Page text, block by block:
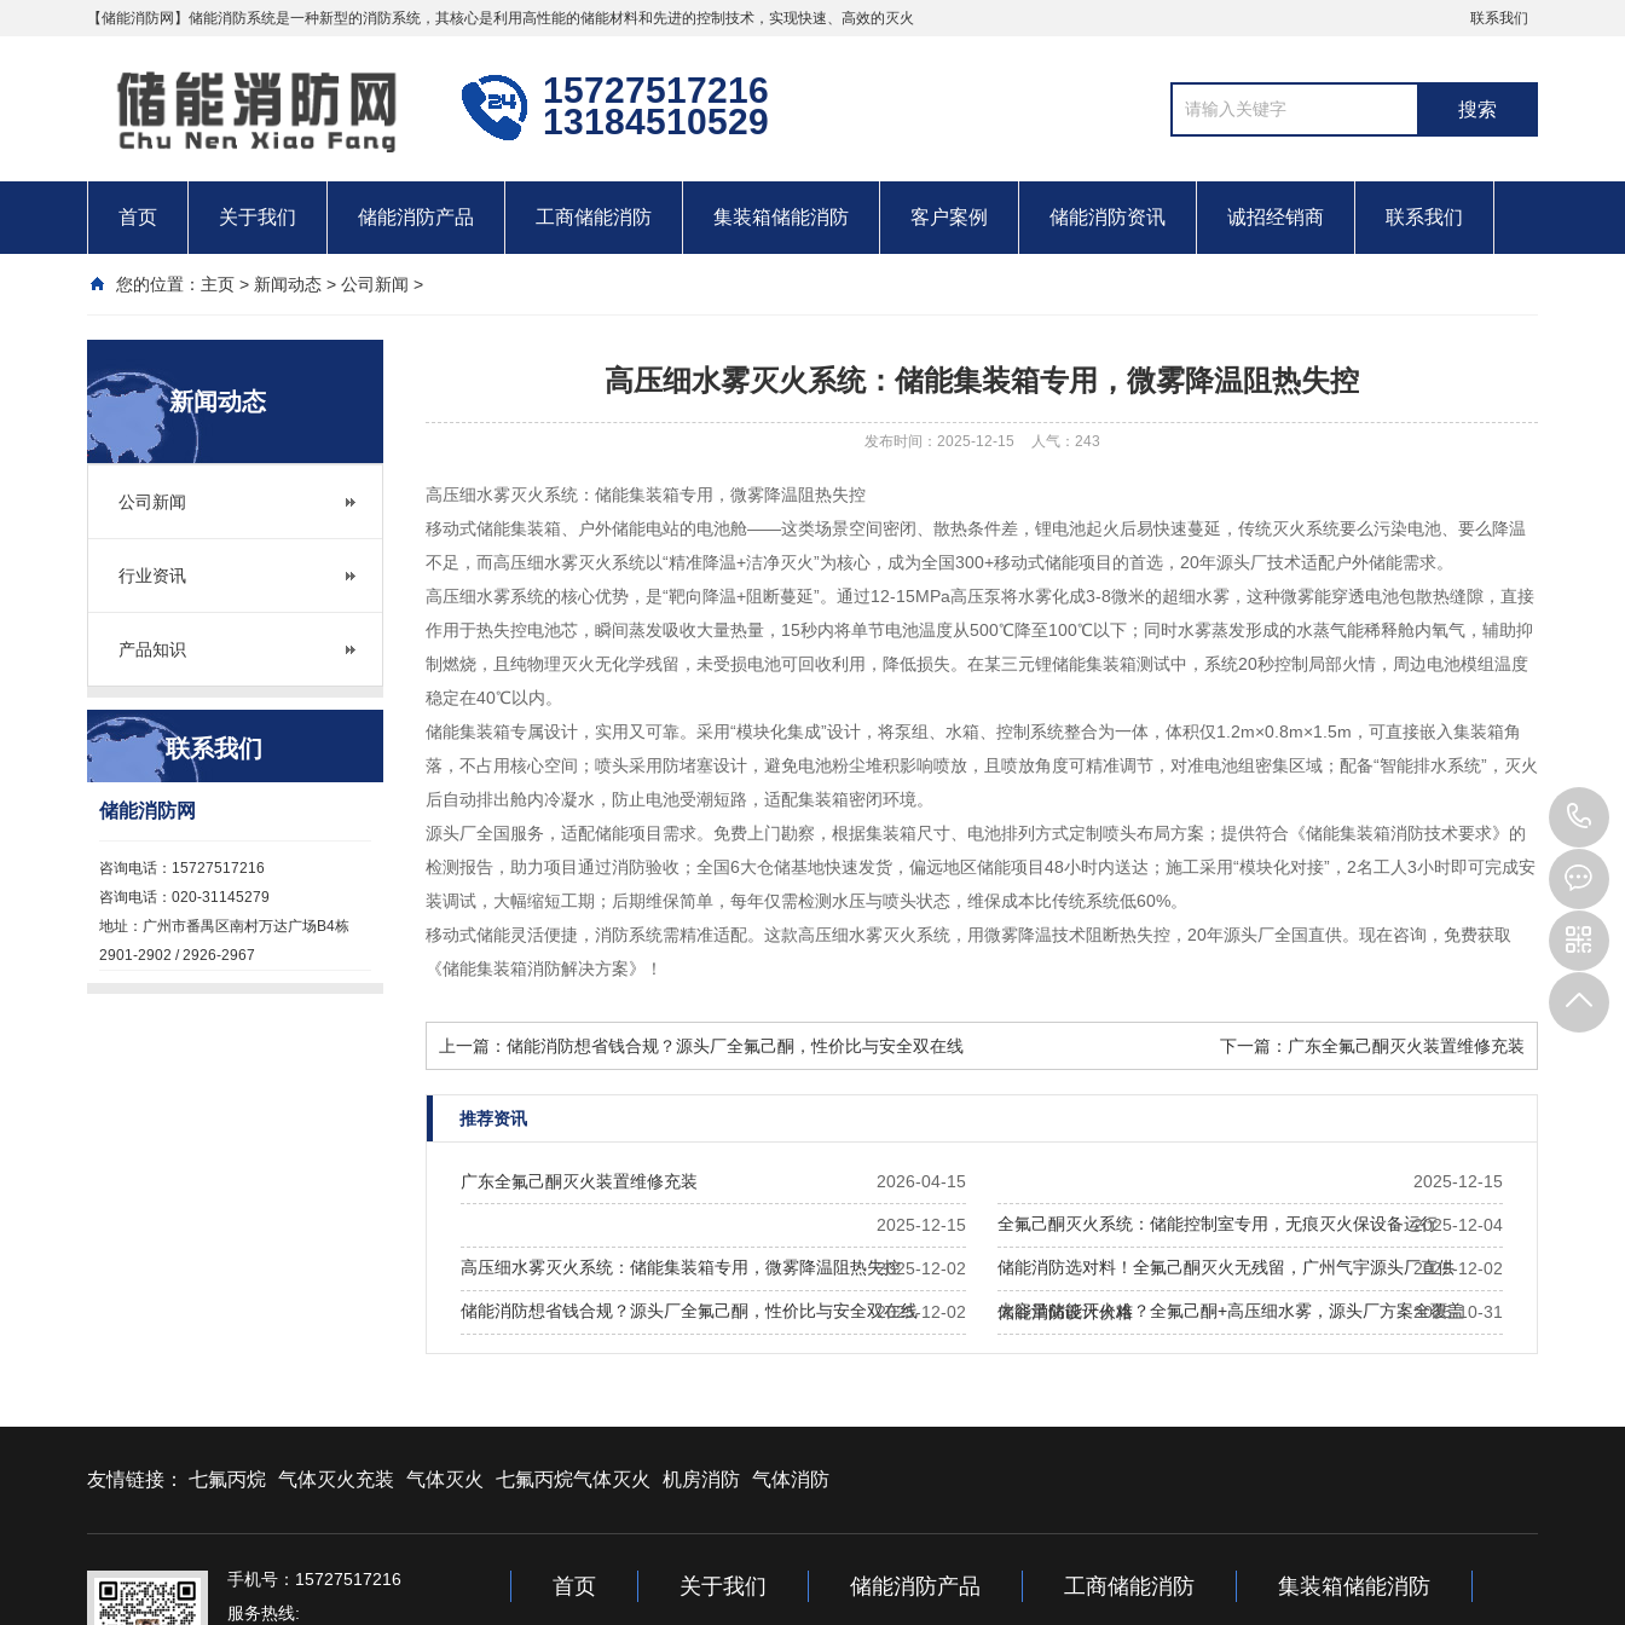
【储能消防网】储能消防系统是一种新型的消防系统，其核心是利用高性能的储能材料和先进的控制技术，实现快速、高效的灭火 联系我们
15727517216
13184510529
首页 关于我们 储能消防产品 工商储能消防 集装箱储能消防 客户案例 储能消防资讯 诚招经销商 联系我们
您的位置： 主页 > 新闻动态 > 公司新闻 >
新闻动态
公司新闻
行业资讯
产品知识
联系我们
储能消防网
咨询电话：15727517216
咨询电话：020-31145279
地址：广州市番禺区南村万达广场B4栋
2901-2902 / 2926-2967
高压细水雾灭火系统：储能集装箱专用，微雾降温阻热失控
发布时间：2025-12-15 人气： 243
高压细水雾灭火系统：储能集装箱专用，微雾降温阻热失控
移动式储能集装箱、户外储能电站的电池舱——这类场景空间密闭、散热条件差，锂电池起火后易快速蔓延，传统灭火系统要么污染电池、要么降温
不足，而高压细水雾灭火系统以“精准降温+洁净灭火”为核心，成为全国300+移动式储能项目的首选，20年源头厂技术适配户外储能需求。
高压细水雾系统的核心优势，是“靶向降温+阻断蔓延”。通过12-15MPa高压泵将水雾化成3-8微米的超细水雾，这种微雾能穿透电池包散热缝隙，直接
作用于热失控电池芯，瞬间蒸发吸收大量热量，15秒内将单节电池温度从500℃降至100℃以下；同时水雾蒸发形成的水蒸气能稀释舱内氧气，辅助抑
制燃烧，且纯物理灭火无化学残留，未受损电池可回收利用，降低损失。在某三元锂储能集装箱测试中，系统20秒控制局部火情，周边电池模组温度
稳定在40℃以内。
储能集装箱专属设计，实用又可靠。采用“模块化集成”设计，将泵组、水箱、控制系统整合为一体，体积仅1.2m×0.8m×1.5m，可直接嵌入集装箱角
落，不占用核心空间；喷头采用防堵塞设计，避免电池粉尘堆积影响喷放，且喷放角度可精准调节，对准电池组密集区域；配备“智能排水系统”，灭火
后自动排出舱内冷凝水，防止电池受潮短路，适配集装箱密闭环境。
源头厂全国服务，适配储能项目需求。免费上门勘察，根据集装箱尺寸、电池排列方式定制喷头布局方案；提供符合《储能集装箱消防技术要求》的
检测报告，助力项目通过消防验收；全国6大仓储基地快速发货，偏远地区储能项目48小时内送达；施工采用“模块化对接”，2名工人3小时即可完成安
装调试，大幅缩短工期；后期维保简单，每年仅需检测水压与喷头状态，维保成本比传统系统低60%。
移动式储能灵活便捷，消防系统需精准适配。这款高压细水雾灭火系统，用微雾降温技术阻断热失控，20年源头厂全国直供。现在咨询，免费获取
《储能集装箱消防解决方案》！
上一篇： 储能消防想省钱合规？源头厂全氟己酮，性价比与安全双在线 下一篇： 广东全氟己酮灭火装置维修充装
推荐资讯
2026-04-15
广东全氟己酮灭火装置维修充装 2025-12-15
全氟己酮灭火系统：储能控制室专用，无痕灭火保设备运行
2025-12-15
高压细水雾灭火系统：储能集装箱专用，微雾降温阻热失控
2025-12-04
储能消防选对料！全氟己酮灭火无残留，广州气宇源头厂直供
2025-12-02
储能消防想省钱合规？源头厂全氟己酮，性价比与安全双在线
2025-12-02
大容量储能灭火难？全氟己酮+高压细水雾，源头厂方案全覆盖
2025-12-02
储能电池起火怕损柜？全氟己酮源头厂，灭火护柜双保险
2025-10-31
储能消防设计价格
友情链接： 七氟丙烷 气体灭火充装 气体灭火 七氟丙烷气体灭火 机房消防 气体消防
手机号：15727517216
服务热线:
首页 关于我们 储能消防产品 工商储能消防 集装箱储能消防